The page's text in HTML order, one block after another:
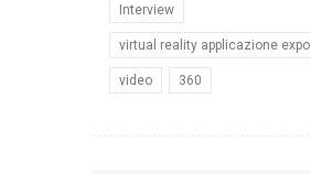
Interview
virtual reality applicazione expo
video 360